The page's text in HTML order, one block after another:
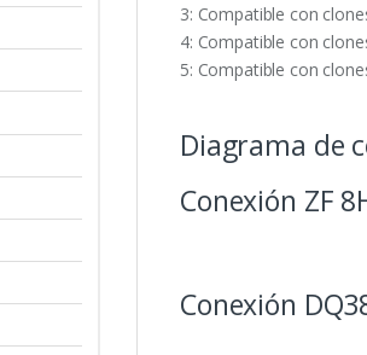
3: Compatible con
4: Compatible con
5: Compatible con
Diagrama de
Conexión ZF
Conexión